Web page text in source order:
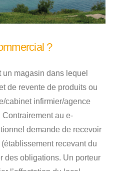
?
un magasin dans lequel
de revente de produits ou
cabinet infirmier/agence
au e-
demande de recevoir
recevant du
des obligations. Un porteur